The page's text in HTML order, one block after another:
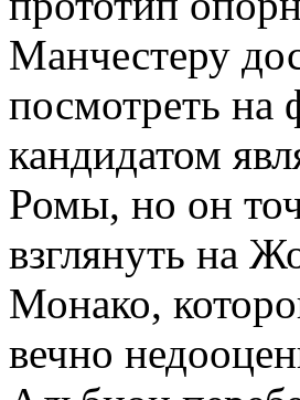
Манчестеру
посмотреть
кандидатом
Ромы, но он
взглянуть на
Монако,
вечно